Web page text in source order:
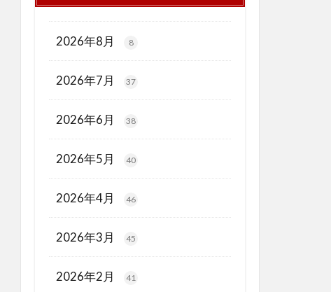
2026年8月 8
2026年7月 37
2026年6月 38
2026年5月 40
2026年4月 46
2026年3月 45
2026年2月 41